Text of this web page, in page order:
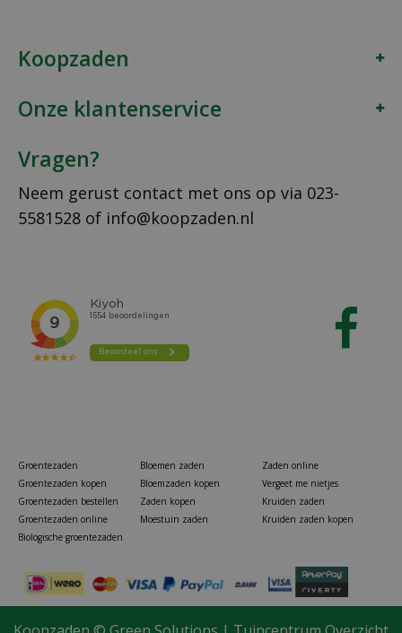
Knolselderij zaden Goliath
Van €
Koopzaden
Onze klantenservice
Vragen?
Neem gerust contact met ons op via 023-
5581528 of info@koopzaden.nl
Groentezaden
Groentezaden kopen
Groentezaden bestellen
Groentezaden online
Biologische groentezaden
Bloemen zaden
Bloemzaden kopen
Zaden kopen
Moestuin zaden
Zaden online
Vergeet me nietjes
Kruiden zaden
Kruiden zaden kopen